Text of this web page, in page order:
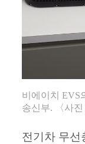
비에이치 EVS
송신부. 〈사진
전기차 무선